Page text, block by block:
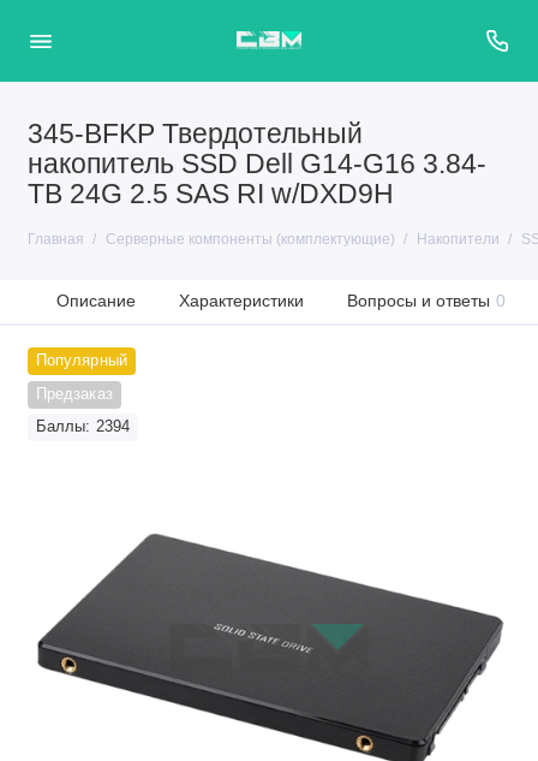
345-BFKP Твердотельный
накопитель SSD Dell G14-G16 3.84-
TB 24G 2.5 SAS RI w/DXD9H
Главная Серверные компоненты (комплектующие) Накопители
Описание Характеристики Вопросы и ответы 0
Популярный
Предзаказ
Баллы: 2394